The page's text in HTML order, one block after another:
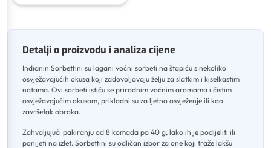
Detalji o proizvodu i analiza cijene
Indianin Sorbettini su lagani voćni sorbeti na štapiću s nekoliko
osvježavajućih okusa koji zadovoljavaju želju za slatkim i kiselkastim
notama. Ovi sorbeti ističu se prirodnim voćnim aromama i čistim
osvježavajućim okusom, prikladni su za ljetno osvježenje ili kao
završetak obroka.
Zahvaljujući pakiranju od 8 komada po 40 g, lako ih je podijeliti ili
ponijeti na izlet. Sorbettini su odličan izbor za one koji traže lakšu